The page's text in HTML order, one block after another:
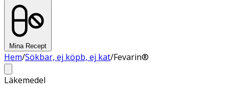
Mina Recept
Hem/Sökbar, ej köpb, ej kat/Fevarin®
Läkemedel